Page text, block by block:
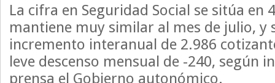
La cifra en Seguridad Social se sitúa en
mantiene muy similar al mes de julio, y
incremento interanual de 2.986
leve descenso mensual de -240, según
prensa el Gobierno autonómico.